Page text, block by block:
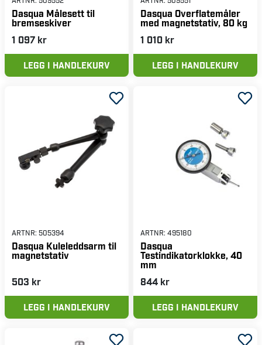
Dasqua Målesett til
bremseskiver
1 097 kr
LEGG I HANDLEKURV
Dasqua Overflatemåler
med magnetstativ, 80 kg
1 010 kr
LEGG I HANDLEKURV
ARTNR: 505394
Dasqua Kuleleddsarm til
magnetstativ
503 kr
LEGG I HANDLEKURV
ARTNR: 495180
Dasqua
Testindikatorklokke, 40
mm
844 kr
LEGG I HANDLEKURV